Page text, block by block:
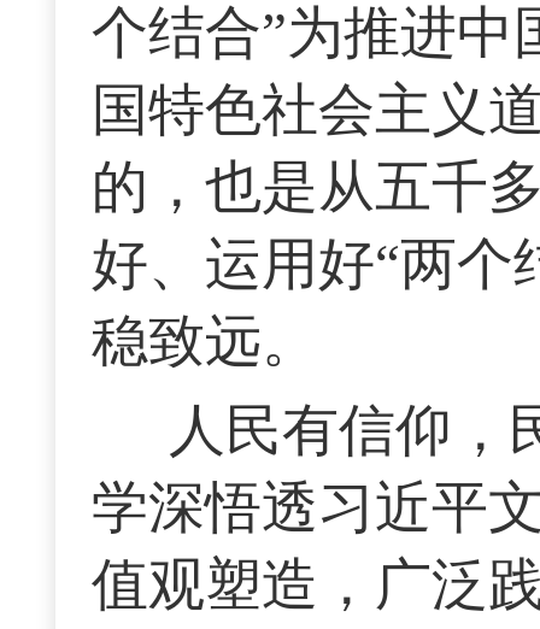
个结合”为推进
国特色社会主义
的，也是从五千
好、运用好“两个
稳致远。
人民有信仰，
学深悟透习近平
值观塑造，广泛